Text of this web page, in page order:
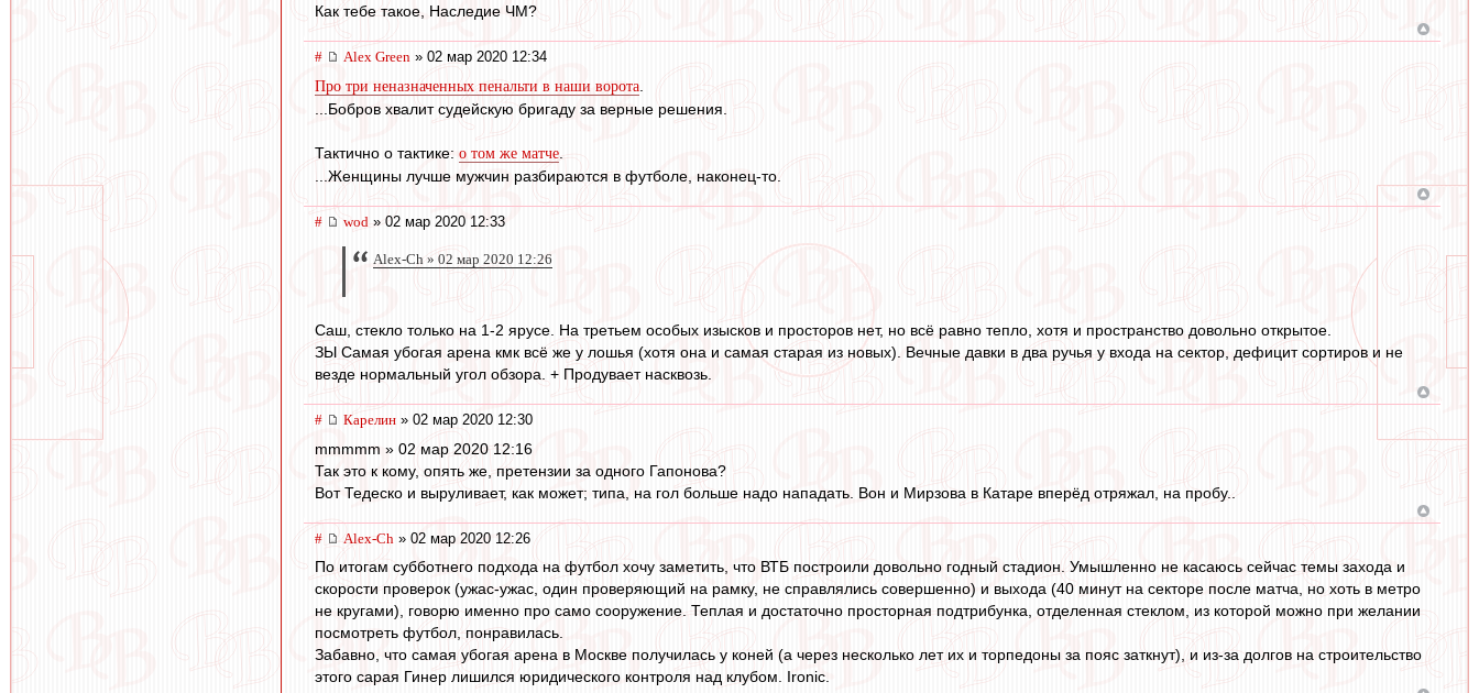
Как тебе такое, Наследие ЧМ?
# Alex Green » 02 мар 2020 12:34
Про три неназначенных пенальти в наши ворота
...Бобров хвалит судейскую бригаду за верные решения.
Тактично о тактике: о том же матче
...Женщины лучше мужчин разбираются в футболе, наконец-то.
# wod » 02 мар 2020 12:33
Alex-Ch » 02 мар 2020 12:26
Саш, стекло только на 1-2 ярусе. На третьем особых изысков и просторов нет, но всё равно тепло, хотя и пространство довольно открытое.
ЗЫ Самая убогая арена кмк всё же у лошья (хотя она и самая старая из новых). Вечные давки в два ручья у входа на сектор, дефицит сортиров и не
везде нормальный угол обзора. + Продувает насквозь.
# Карелин » 02 мар 2020 12:30
mmmmm » 02 мар 2020 12:16
Так это к кому, опять же, претензии за одного Гапонова?
Вот Тедеско и выруливает, как может; типа, на гол больше надо нападать. Вон и Мирзова в Катаре вперёд отряжал, на пробу..
# Alex-Ch » 02 мар 2020 12:26
По итогам субботнего подхода на футбол хочу заметить, что ВТБ построили довольно годный стадион. Умышленно не касаюсь сейчас темы захода и
скорости проверок (ужас-ужас, один проверяющий на рамку, не справлялись совершенно) и выхода (40 минут на секторе после матча, но хоть в метро
не кругами), говорю именно про само сооружение. Теплая и достаточно просторная подтрибунка, отделенная стеклом, из которой можно при желании
посмотреть футбол, понравилась.
Забавно, что самая убогая арена в Москве получилась у коней (а через несколько лет их и торпедоны за пояс заткнут), и из-за долгов на строительство
этого сарая Гинер лишился юридического контроля над клубом. Ironic.